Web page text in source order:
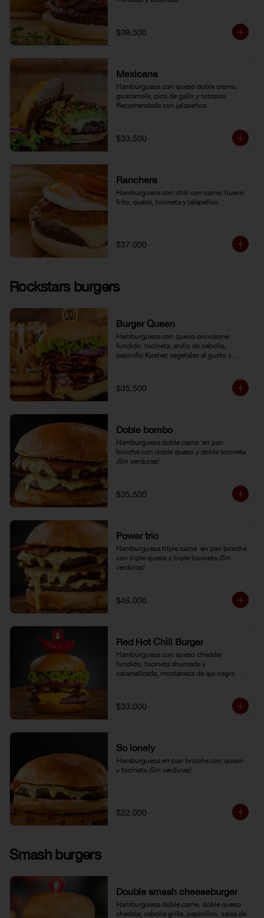
$39.500
Mexicana
Hamburguesa con queso doble crema,
guacamole, pico de gallo y totopos.
Recomendada con jalapeños.
$33.500
Ranchera
Hamburguesa con chili con carne, huevo
frito, queso, tocineta y jalapeños.
$37.000
Rockstars burgers
Burger Queen
Hamburguesa con queso provolone
fundido, tocineta, anillo de cebolla,
pepinillo Kosher, vegetales al gusto y
$35.500
Doble bombo
Hamburguesa doble carne  en pan
brioche con doble queso y doble tocineta
¡Sin verduras!
$35.500
Power trio
Hamburguesa triple carne  en pan brioche
con triple queso y triple tocineta ¡Sin
verduras!
$46.000
Red Hot Chili Burger
Hamburguesa con queso cheddar
fundido, tocineta ahumada y
caramelizada, mostaneza de ajo negro y
famoso chili con carne al lado.
$33.000
So lonely
Hamburguesa en pan brioche con queso
y tocineta ¡Sin verduras!
$22.000
Smash burgers
Double smash cheeseburger
Hamburguesa doble carne, doble queso
cheddar, cebolla grille, pepinillos, salsa de